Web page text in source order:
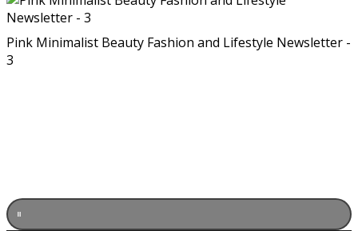
Pink Minimalist Beauty Fashion and Lifestyle Newsletter -
3